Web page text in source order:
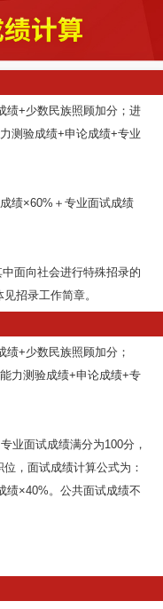
绩+少数民族照顾加分；进
测验成绩+申论成绩+专业
绩×60%＋专业面试成绩
面向社会进行特殊招录的
招录工作简章。
+少数民族照顾加分；
力测验成绩+申论成绩+专
业面试成绩满分为100分，
，面试成绩计算公式为：
绩×40%。公共面试成绩不